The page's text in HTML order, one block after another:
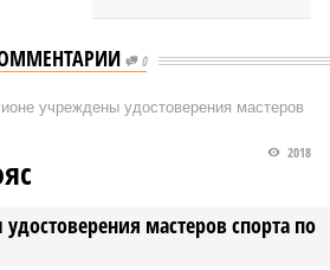
0
учреждены удостоверения мастеров
мастеров спорта по
2018